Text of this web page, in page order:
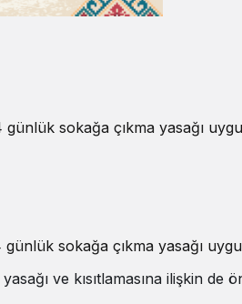
günlük sokağa çıkma yasağı
günlük sokağa çıkma yasağı
ve kısıtlamasına